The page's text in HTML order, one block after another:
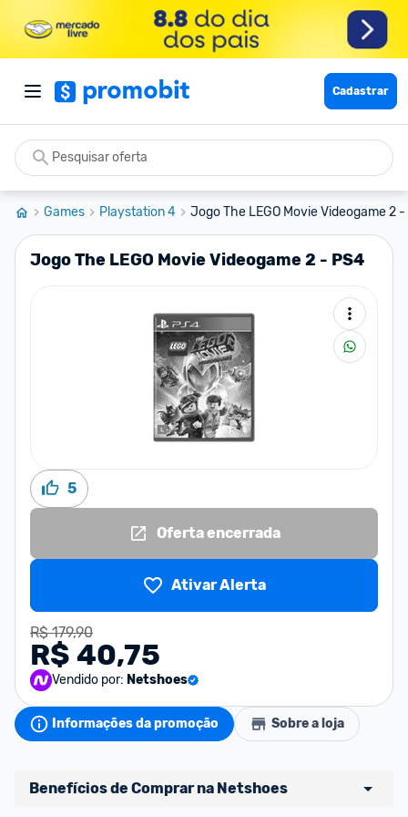
Cadastrar
Games Playstation 4 Jogo The LEGO Movie Videogame 2 -
Jogo The LEGO Movie Videogame 2 - PS4
5
Oferta encerrada
Ativar Alerta
R$ 179,90
R$ 40,75
Vendido por: Netshoes
Informações da promoção Sobre a loja
Benefícios de Comprar na Netshoes